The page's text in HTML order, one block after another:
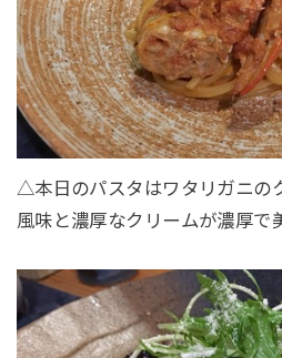
△本日のパスタはワタリガニの
風味と濃厚なクリームが濃厚で